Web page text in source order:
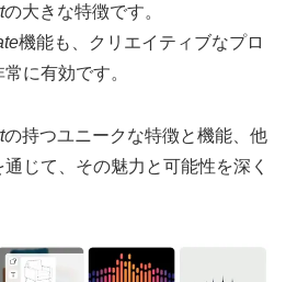
の大きな特徴です。
機能も、クリエイティブなプロ
に有効です。
の持つユニークな特徴と機能、他
じて、その魅力と可能性を深く